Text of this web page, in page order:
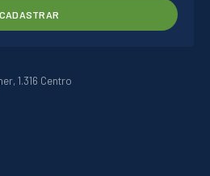
1.316 Centro
CADASTRAR